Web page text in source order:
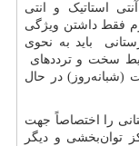
استاتیک و انتی
فقط داشتن ویژگی
باید به نحوی
سخت و ترددهای
(شبانه‌روز) در حال
را اختصاصاً جهت
توان‌بخشی و دیگر